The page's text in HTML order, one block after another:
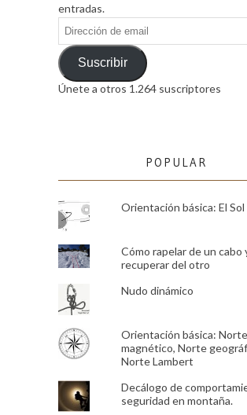
entradas.
Dirección
de
emailSuscribir
Únete a otros 1.264 suscriptores
POPULAR
Orientación básica: El Sol
Cómo rapelar de un cabo
recuperar del otro
Nudo dinámico
Orientación básica: Norte
magnético, Norte
Norte Lambert
Decálogo de
seguridad en montaña.